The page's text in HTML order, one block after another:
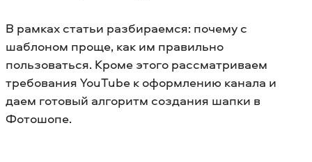
В рамках статьи разбираемся: почему с
шаблоном проще, как им правильно
пользоваться. Кроме этого рассматриваем
требования YouTube к оформлению канала и
даем готовый алгоритм создания шапки в
Фотошопе.